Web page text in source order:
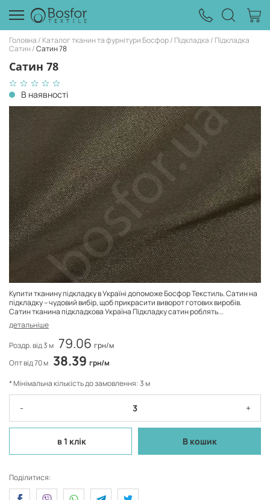
Головна Каталог тканин та фурнітури Босфор Підкладка
Підкладка
Caтин Caтин 78
Caтин 78
В наявності
Купити тканину підкладку в Україні допоможе Босфор Текстиль. Сатин на
підкладку – чудовий вибір, щоб прикрасити виворот готових виробів.
Сатин тканина підкладкова Україна Підкладку сатин роблять...
детальніше
Роздр. від 3 м 79.06 грн/м
Опт від 70 м 38.39 грн/м
* Мінімальна кількість до замовлення: 3 м
- +
в 1 клік В кошик
Поділитися: